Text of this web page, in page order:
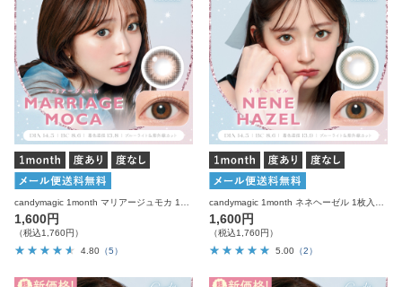
1,600円
（税込1,760円）
4.80 （5）
1,600円
（税込1,760円）
5.00 （2）